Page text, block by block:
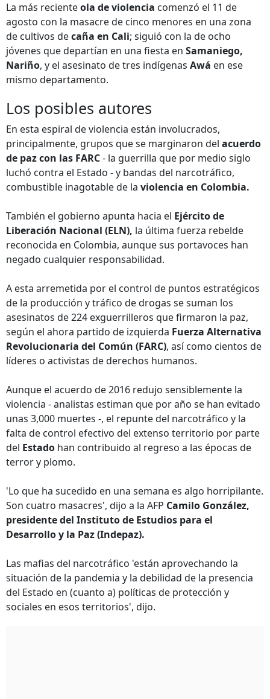
La más recienteola de violencia comenzó el 11 de
agosto con la masacre de cinco menores en una zona
de cultivos decaña en Cali; siguió con la de ocho
jóvenes que departían en una fiesta en Samaniego,
Nariño, y el asesinato de tres indígenas Awá en ese
mismo departamento.
Los posibles autores
En esta espiral de violencia están involucrados,
principalmente, grupos que se marginaron del acuerdo
de paz con las FARC- la guerrilla que por medio siglo
luchó contra el Estado - y bandas del narcotráfico,
combustible inagotable de la violencia en Colombia.
También el gobierno apunta hacia el Ejército de
Liberación Nacional (ELN), la última fuerza rebelde
reconocida en Colombia, aunque sus portavoces han
negado cualquier responsabilidad.
A esta arremetida por el control de puntos estratégicos
de la producción y tráfico de drogas se suman los
asesinatos de 224 exguerrilleros que firmaron la paz,
según el ahora partido de izquierda Fuerza Alternativa
Revolucionaria del Común (FARC), así como cientos de
líderes o activistas de derechos humanos.
Aunque el acuerdo de 2016 redujo sensiblemente la
violencia - analistas estiman que por año se han evitado
unas 3,000 muertes -, el repunte del narcotráfico y la
falta de control efectivo del extenso territorio por parte
del Estado han contribuido al regreso a las épocas de
terror y plomo.
'Lo que ha sucedido en una semana es algo horripilante.
Son cuatro masacres', dijo a la AFP Camilo González,
presidente del Instituto de Estudios para el
Desarrollo y la Paz (Indepaz).
Las mafias del narcotráfico 'están aprovechando la
situación de la pandemia y la debilidad de la presencia
del Estado en (cuanto a) políticas de protección y
sociales en esos territorios', dijo.